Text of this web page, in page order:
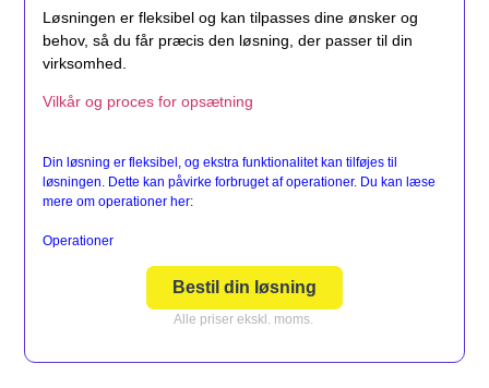
Løsningen er fleksibel og kan tilpasses dine ønsker og
behov, så du får præcis den løsning, der passer til din
virksomhed.
Vilkår og proces for opsætning
Din løsning er fleksibel, og ekstra funktionalitet kan tilføjes til
løsningen. Dette kan påvirke forbruget af operationer. Du kan læse
mere om operationer her:
Operationer
Bestil din løsning
Alle priser ekskl. moms.